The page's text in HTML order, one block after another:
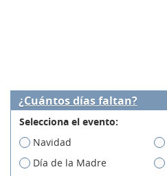
¿Cuántos días faltan?
Selecciona el evento:
Navidad
Día de la Madre